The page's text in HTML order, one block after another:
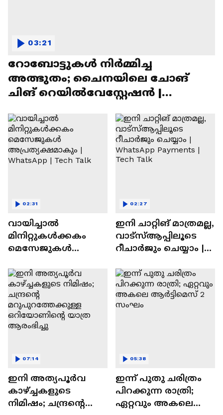
റോബോട്ടുകൾ നിർമ്മിച്ച
അത്ഭുതം; ചൈനയിലെ ചോങ്
ചിങ് റെയിൽവേസ്റ്റേഷൻ |
03:21
വായിച്ചാൽ
മിനിറ്റുകൾക്കകം
മെസേജുകള്‍
WhatsApp | Tech Talk
02:31
ഇനി ചാറ്റിങ് മാത്രമല്ല,
വാട്‌സ്‌ആപ്പിലൂടെ
റീചാർജും ചെയ്യാം |
Tech Talk
02:27
ഇനി അത്യപൂര്‍വ
കാഴ്ച്ചകളുടെ
നിമിഷം; ചന്ദ്രന്റെ
07:14
ഇന്ന് പുതു ചരിത്രം
പിറക്കുന്ന രാത്രി;
ഏറ്റവും അകലെ
05:38